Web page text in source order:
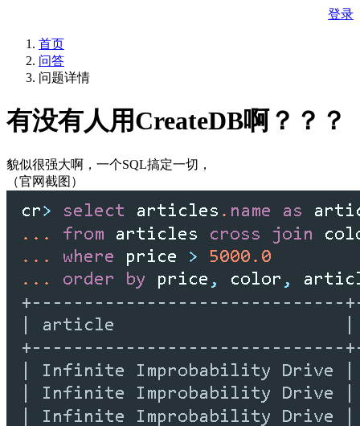
登录
首页
问答
问题详情
有没有人用CreateDB啊？？？
貌似很强大啊，一个SQL搞定一切，
（官网截图）